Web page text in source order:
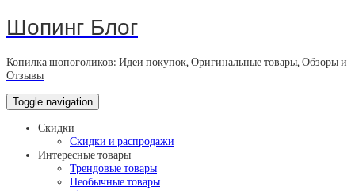
Шопинг Блог
Копилка шопоголиков: Идеи покупок, Оригинальные товары, Обзоры и
Отзывы
Toggle navigation
Скидки
Скидки и распродажи
Интересные товары
Трендовые товары
Необычные товары